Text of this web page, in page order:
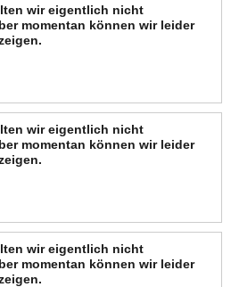
wir eigentlich nicht
momentan können wir leider
wir eigentlich nicht
momentan können wir leider
wir eigentlich nicht
momentan können wir leider